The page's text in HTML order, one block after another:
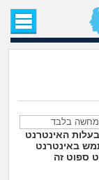
עניין
האינטרנט
באינטרנט
ספוט זה